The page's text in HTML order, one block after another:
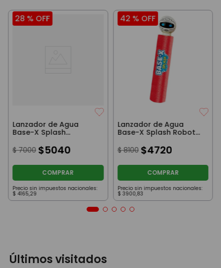
28 % OFF
Lanzador de Agua
Base-X Splash
Animales Amarillo con
Hipopótamo
$ 7000 $5040
COMPRAR
Precio sin impuestos nacionales:
$ 4165,29
42 % OFF
Lanzador de Agua
Base-X Splash Robot
$ 8100 $4720
COMPRAR
Precio sin impuestos nacionales:
$ 3900,83
Últimos visitados